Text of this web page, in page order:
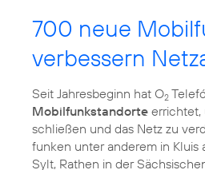
700 neue
verbessern
Seit Jahresbeginn hat O2
Mobilfunkstandorte errichtet,
schließen und das Netz zu
funken unter anderem in Kluis
Sylt, Rathen in der